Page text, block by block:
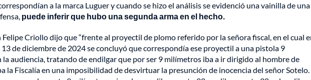
a la marca Luguer y cuando se hizo el análisis se evidenció una vainilla de una
puede inferir que hubo una segunda arma en el hecho.
Criollo dijo que “frente al proyectil de plomo referido por la señora fiscal, en el cual
de diciembre de 2024 se concluyó que correspondía ese proyectil a una pistola 9
audiencia, tratando de endilgar que por ser 9 milímetros iba a ir dirigido al hombre de
la Fiscalía en una imposibilidad de desvirtuar la presunción de inocencia del señor Sotelo.